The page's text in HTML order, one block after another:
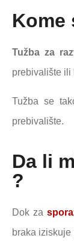
Kome
Tužba za
prebivalište ili
Tužba se
prebivalište.
Da li
?
Dok za
braka